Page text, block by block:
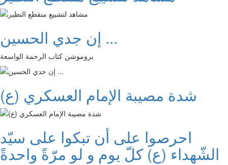
إن جدي الحسين ...
بروموشن كتاب الرحمة الواسعة
شدة مصيبة الإمام العسكري (ع)
احرصوا على أن تبكوا على سيّد
الشّهداء (ع) كلّ يوم و لو مرّةً واحدةً